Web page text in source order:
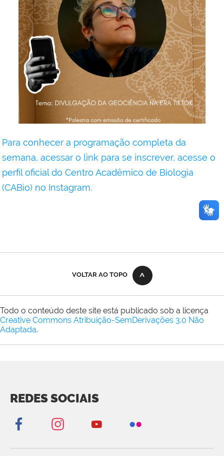
Para conhecer a programação completa da
semana, acessar o link para se inscrever, acesse o
perfil oficial do Centro Acadêmico de Biologia
(CABio) no Instagram.
VOLTAR AO TOPO
Todo o conteúdo deste site está publicado sob a licença
Creative Commons Atribuição-SemDerivações 3.0 Não
Adaptada.
REDES SOCIAIS